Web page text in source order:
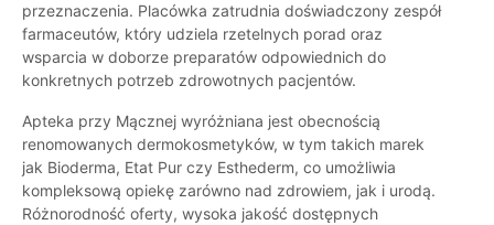
przeznaczenia. Placówka zatrudnia doświadczony zespół
farmaceutów, który udziela rzetelnych porad oraz
wsparcia w doborze preparatów odpowiednich do
konkretnych potrzeb zdrowotnych pacjentów.
Apteka przy Mącznej wyróżniana jest obecnością
renomowanych dermokosmetyków, w tym takich marek
jak Bioderma, Etat Pur czy Esthederm, co umożliwia
kompleksową opiekę zarówno nad zdrowiem, jak i urodą.
Różnorodność oferty, wysoka jakość dostępnych